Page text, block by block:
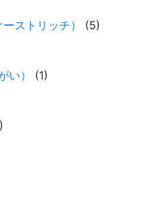
ストリッチ）
(5)
い）
(1)